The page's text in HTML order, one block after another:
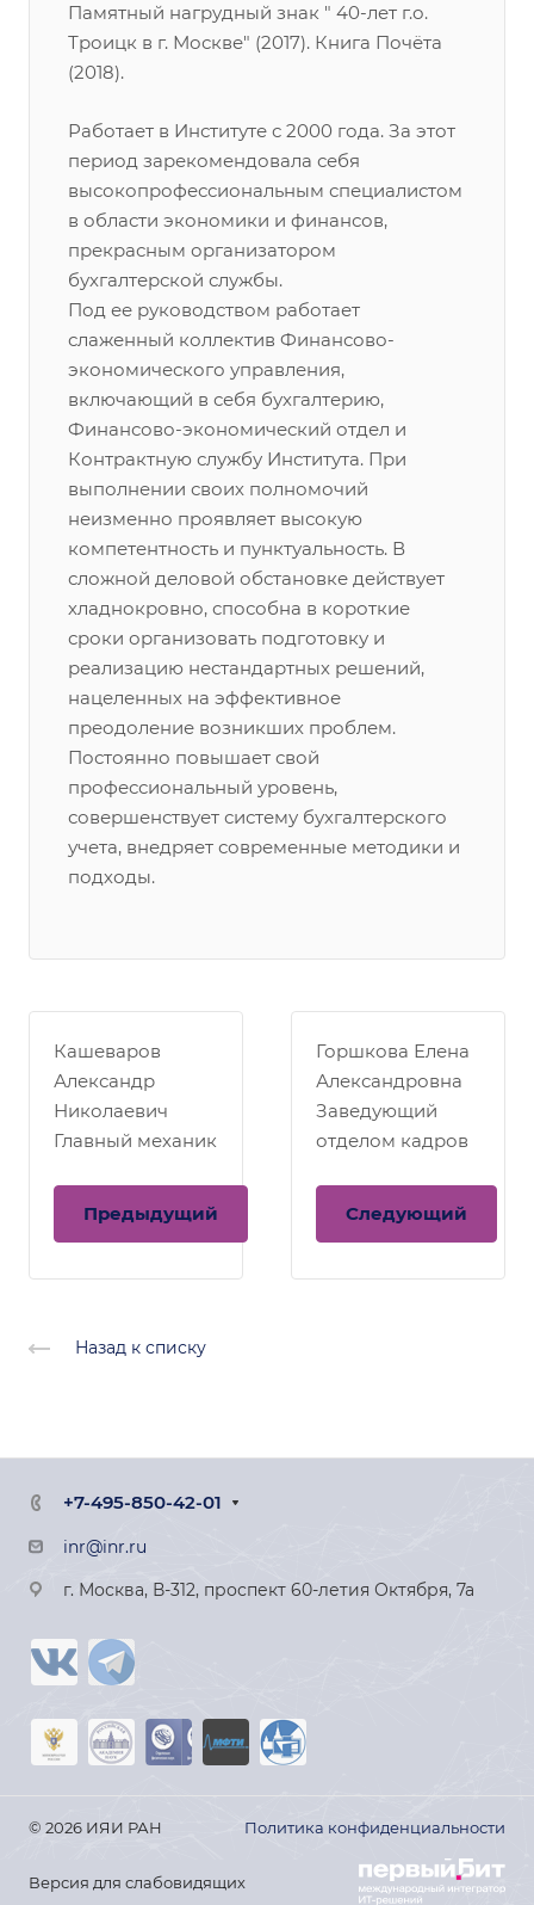
Памятный нагрудный знак " 40-лет г.о.
Троицк в г. Москве" (2017). Книга Почёта
(2018).
Работает в Институте с 2000 года. За этот
период зарекомендовала себя
высокопрофессиональным специалистом
в области экономики и финансов,
прекрасным организатором
бухгалтерской службы.
Под ее руководством работает
слаженный коллектив Финансово-
экономического управления,
включающий в себя бухгалтерию,
Финансово-экономический отдел и
Контрактную службу Института. При
выполнении своих полномочий
неизменно проявляет высокую
компетентность и пунктуальность. В
сложной деловой обстановке действует
хладнокровно, способна в короткие
сроки организовать подготовку и
реализацию нестандартных решений,
нацеленных на эффективное
преодоление возникших проблем.
Постоянно повышает свой
профессиональный уровень,
совершенствует систему бухгалтерского
учета, внедряет современные методики и
подходы.
Кашеваров
Александр
Николаевич
Главный механик
Предыдущий
Горшкова Елена
Александровна
Заведующий
отделом кадров
Следующий
Назад к списку
+7-495-850-42-01
inr@inr.ru
г. Москва, В-312, проспект 60-летия Октября, 7а
© 2026 ИЯИ РАН Политика конфиденциальности
Версия для слабовидящих